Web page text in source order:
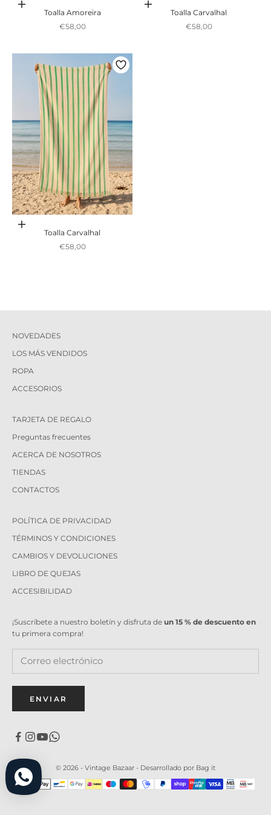
Adicionar ao carrinho
Toalla Amoreira
Preço promocional
€58,00
Adicionar ao carrinho
Toalla Carvalhal
Preço promocional
€58,00
Adicionar ao carrinho
Toalla Carvalhal
Preço promocional
€58,00
NOVEDADES
LOS MÁS VENDIDOS
ROPA
ACCESORIOS
TARJETA DE REGALO
Preguntas frecuentes
ACERCA DE NOSOTROS
TIENDAS
CONTACTOS
POLÍTICA DE PRIVACIDAD
TÉRMINOS Y CONDICIONES
CAMBIOS Y DEVOLUCIONES
LIBRO DE QUEJAS
ACCESIBILIDAD
¡Suscríbete a nuestro boletín y disfruta de un 15 % de descuento en
tu primera compra!
ENVIAR
© 2026 - Vintage Bazaar - Desarrollado por Bag it